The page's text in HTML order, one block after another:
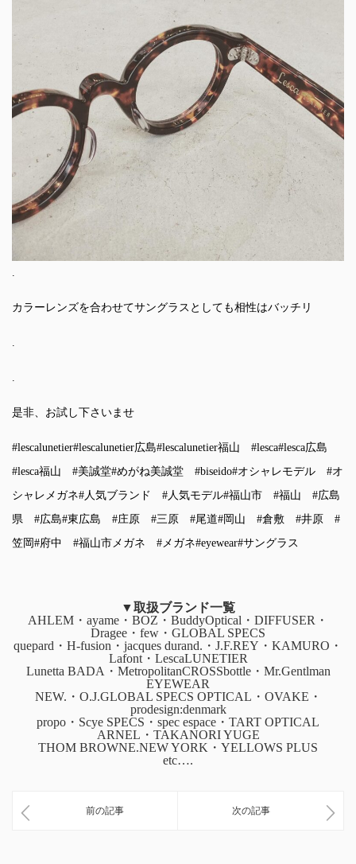
カラーレンズを合わせてサングラスとしても相性はバッチリ
是非、お試し下さいませ
#lescalunetier#lescalunetier広島#lescalunetier福山 #lesca#lesca広島
#lesca福山
#美誠堂#めがね美誠堂 #biseido#オシャレモデル
#オ
シャレメガネ#人気ブランド #人気モデル#福山市 #福山
#広島
県
#広島#東広島 #庄原 #三原 #尾道#岡山 #倉敷 #井原
#
笠岡 #府中 #福山市メガネ #メガネ#eyewear#サングラス
▼取扱ブランド一覧
AHLEM・ayame・BOZ・BuddyOptical・DIFFUSER・
Dragee・few・GLOBAL SPECS
quepard・H-fusion・jacques durand.・J.F.REY・KAMURO・
Lafont・LescaLUNETIER
Lunetta BADA・MetropolitanCROSSbottle・Mr.Gentlman
EYEWEAR
NEW.・O.J.GLOBAL SPECS OPTICAL・OVAKE・
prodesign:denmark
propo・Scye SPECS・spec espace・TART OPTICAL
ARNEL・TAKANORI YUGE
THOM BROWNE.NEW YORK・YELLOWS PLUS
etc….
前の記事 次の記事